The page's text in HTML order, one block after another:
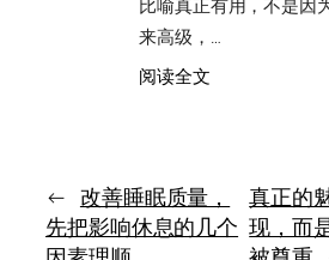
努
力，
而
是
不
得
后，
更
记
什
么
比喻真正有用，不是因
来高级，…
阅读全文：
← 改善睡眠质量，
先把影响休息的几个
真正的
现，而